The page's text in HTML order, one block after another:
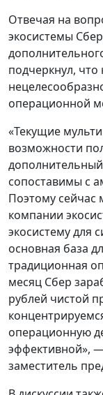
Отвечая на
экосистемы
подчеркнул, что
операционной
«Текущие
возможности
сопоставимы с
Поэтому
компании
экосистему для
основная база
традиционная
месяц Сбер
рублей чистой
операционную
эффективной»,
заместитель